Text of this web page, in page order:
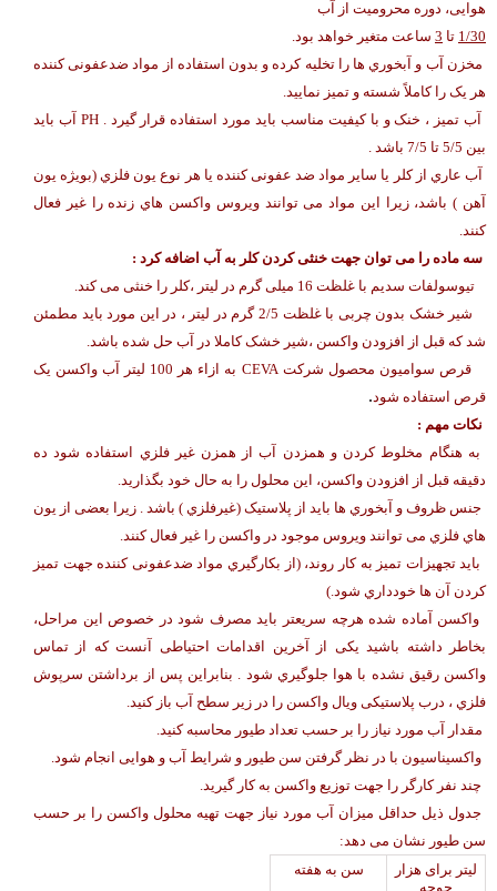
هوایی، دوره محرومیت از آب
1/30 تا 3 ساعت متغیر خواهد بود.
مخزن آب و آبخوري ها را تخلیه کرده و بدون استفاده از مواد ضدعفونی کننده
هر یک را کاملاً شسته و تمیز نمایید.
آب تمیز ، خنک و با کیفیت مناسب باید مورد استفاده قرار گیرد . PH آب باید
بین 5/5 تا 7/5 باشد .
آب عاري از کلر یا سایر مواد ضد عفونی کننده یا هر نوع یون فلزي (بویژه یون
آهن ) باشد، زیرا این مواد می توانند ویروس واکسن هاي زنده را غیر فعال
کنند.
سه ماده را می توان جهت خنثی کردن کلر به آب اضافه کرد :
تیوسولفات سدیم با غلظت 16 میلی گرم در لیتر ،کلر را خنثی می کند.
شیر خشک بدون چربی با غلظت 2/5 گرم در لیتر ، در این مورد باید مطمئن
شد که قبل از افزودن واکسن ،شیر خشک کاملا در آب حل شده باشد.
قرص سوامیون محصول شرکت CEVA به ازاء هر 100 لیتر آب واکسن یک
قرص استفاده شود .
نکات مهم :
به هنگام مخلوط کردن و همزدن آب از همزن غیر فلزي استفاده شود ده
دقیقه قبل از افزودن واکسن، این محلول را به حال خود بگذارید.
جنس ظروف و آبخوري ها باید از پلاستیک (غیرفلزي ) باشد . زیرا بعضی از یون
هاي فلزي می توانند ویروس موجود در واکسن را غیر فعال کنند.
باید تجهیزات تمیز به کار روند، (از بکارگیري مواد ضدعفونی کننده جهت تمیز
کردن آن ها خودداري شود.)
واکسن آماده شده هرچه سریعتر باید مصرف شود در خصوص این مراحل،
بخاطر داشته باشید یکی از آخرین اقدامات احتیاطی آنست که از تماس
واکسن رقیق نشده با هوا جلوگیري شود . بنابراین پس از برداشتن سرپوش
فلزي ، درب پلاستیکی ویال واکسن را در زیر سطح آب باز کنید.
مقدار آب مورد نیاز را بر حسب تعداد طیور محاسبه کنید.
واکسیناسیون با در نظر گرفتن سن طیور و شرایط آب و هوایی انجام شود.
چند نفر کارگر را جهت توزیع واکسن به کار گیرید.
جدول ذیل حداقل میزان آب مورد نیاز جهت تهیه محلول واکسن را بر حسب
سن طیور نشان می دهد:
لیتر برای هزار
جوجه
سن به هفته